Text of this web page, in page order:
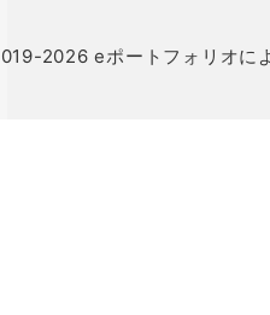
2026 eポートフォリオに